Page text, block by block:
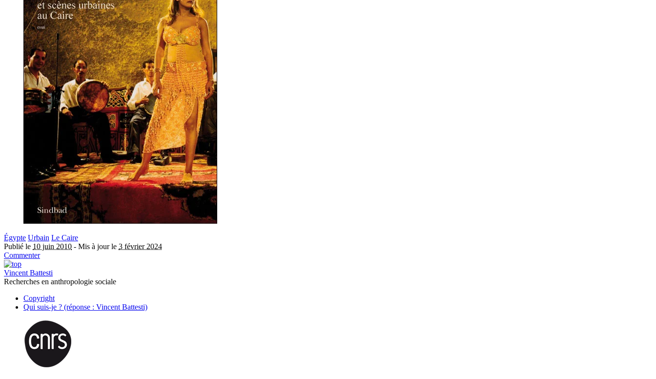
Égypte Urbain Le Caire
Publié le 10 juin 2010 - Mis à jour le 3 février 2024
Commenter
Vincent Battesti
Recherches en anthropologie sociale
Copyright
Qui suis-je ? (réponse : Vincent Battesti)